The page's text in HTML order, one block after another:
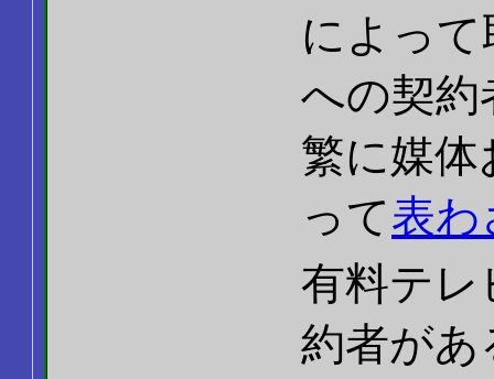
によっ
への契約
繁に媒体
って表わ
有料テレ
約者があ